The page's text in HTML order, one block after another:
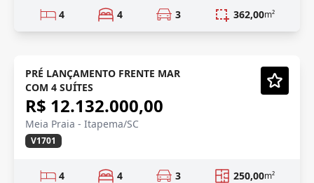
4 4 3 362,00m²
PRÉ LANÇAMENTO
Vídeo
Em Construção
PRÉ LANÇAMENTO FRENTE MAR
COM 4 SUÍTES
R$ 12.132.000,00
Meia Praia - Itapema/SC
V1701
4 4 3 250,00m²